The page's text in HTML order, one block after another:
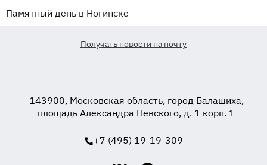
Памятный день в Ногинске
Получать новости на почту
143900, Московская область, город Балашиха,
площадь Александра Невского, д. 1 корп. 1
+7 (495) 19-19-309